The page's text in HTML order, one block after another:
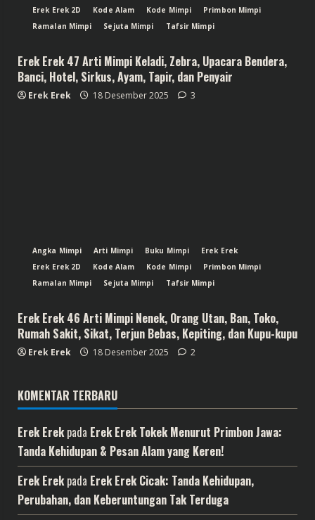
Erek Erek 2D
Kode Alam Kode Mimpi
Primbon Mimpi
Ramalan Mimpi
Sejuta Mimpi Tafsir Mimpi
Erek Erek 47 Arti Mimpi Keladi, Zebra, Upacara Bendera,
Banci, Hotel, Sirkus, Ayam, Tapir, dan Penyair
Erek Erek 18 Desember 2025 3
Angka Mimpi Arti Mimpi Buku Mimpi
Erek Erek
Erek Erek 2D
Kode Alam Kode Mimpi
Primbon Mimpi
Ramalan Mimpi
Sejuta Mimpi Tafsir Mimpi
Erek Erek 46 Arti Mimpi Nenek, Orang Utan, Ban, Toko,
Rumah Sakit, Sikat, Terjun Bebas, Kepiting, dan Kupu-kupu
Erek Erek 18 Desember 2025 2
KOMENTAR TERBARU
Erek Erekpada Erek Erek Tokek Menurut Primbon Jawa:
Tanda Kehidupan & Pesan Alam yang Keren!
Erek Erekpada Erek Erek Cicak: Tanda Kehidupan,
Perubahan, dan Keberuntungan Tak Terduga